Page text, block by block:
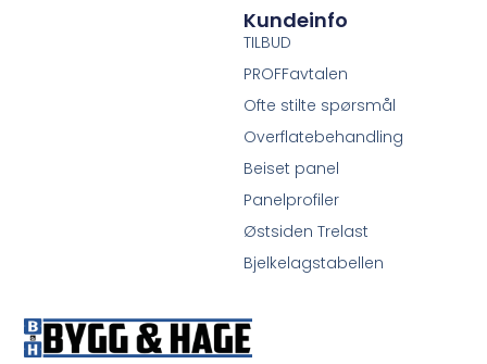
Kundeinfo
TILBUD
PROFFavtalen
Ofte stilte spørsmål
Overflatebehandling
Beiset panel
Panelprofiler
Østsiden Trelast
Bjelkelagstabellen